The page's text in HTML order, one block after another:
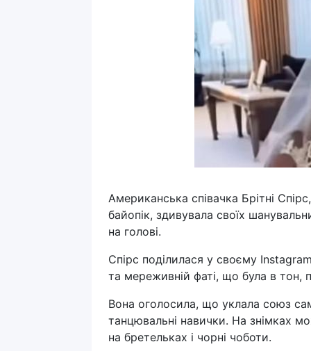
Американська співачка Брітні
байопік, здивувала своїх
на голові.
Спірс поділилася у своєму
та мереживній фаті, що була в тон,
Вона оголосила, що уклала союз
танцювальні навички. На знімках
на бретельках і чорні чоботи.